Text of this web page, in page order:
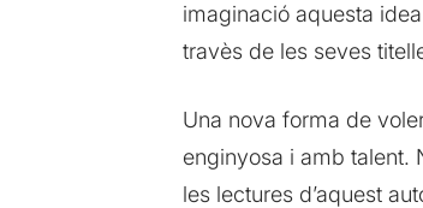
imaginació aquesta
travès de les seves
Una nova forma de
enginyosa i amb talent.
les lectures d’aquest